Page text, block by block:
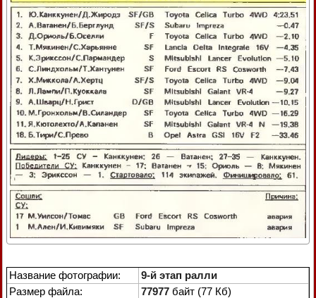
Название фотографии:
9-й этап ралли
Размер файла:
77977 байт (77 Кб)